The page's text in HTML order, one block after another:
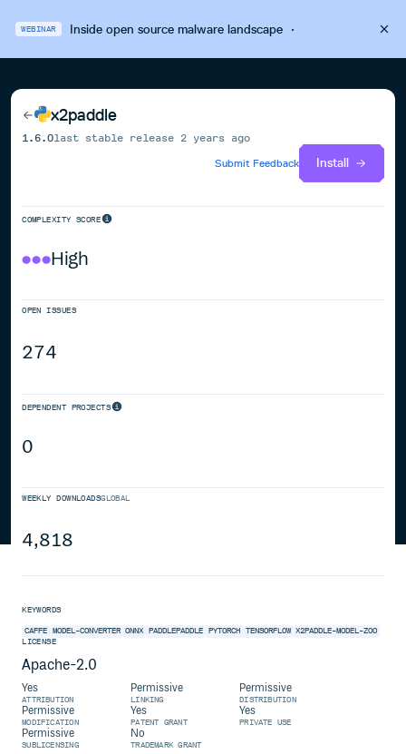
WEBINAR Inside open source malware landscape·
x2paddle
1.6.0last stable release 2 years ago
Submit Feedback
Install
COMPLEXITY SCORE
High
OPEN ISSUES
274
DEPENDENT PROJECTS
0
WEEKLY DOWNLOADSGLOBAL
4,818
KEYWORDS
CAFFE MODEL-CONVERTER ONNX PADDLEPADDLE PYTORCH TENSORFLOW X2PADDLE-MODEL-ZOO
LICENSE
Apache-2.0
Yes
ATTRIBUTION
Permissive
LINKING
Permissive
DISTRIBUTION
Permissive
MODIFICATION
Yes
PATENT GRANT
Yes
PRIVATE USE
Permissive
SUBLICENSING
No
TRADEMARK GRANT